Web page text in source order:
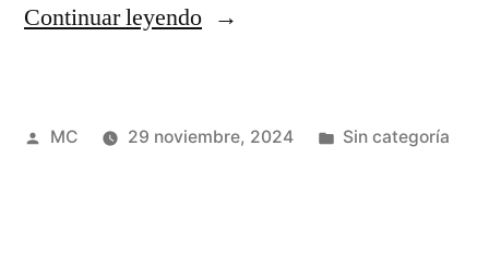
Continuar leyendo“¿Cómo
empresas
Publicado
MC 29 noviembre, 2024
Publicada
Sin categoría